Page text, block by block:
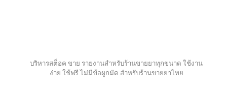
บริหารสต็อค ขาย รายงานสำหรับร้านขายยาทุกขนาด ใช้งาน
ง่าย ใช้ฟรี ไม่มีข้อผูกมัด สำหรับร้านขายยาไทย